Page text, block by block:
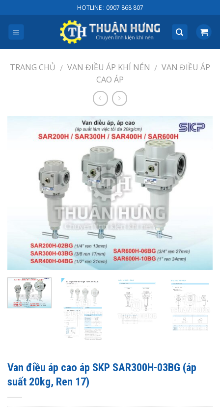
to
content
HOTLINE : 0907 868 807
TRANG CHỦ / VAN ĐIỀU ÁP KHÍ NÉN / VAN ĐIỀU ÁP
CAO ÁP
Van điều áp cao áp SKP SAR300H-03BG (áp
suất 20kg, Ren 17)